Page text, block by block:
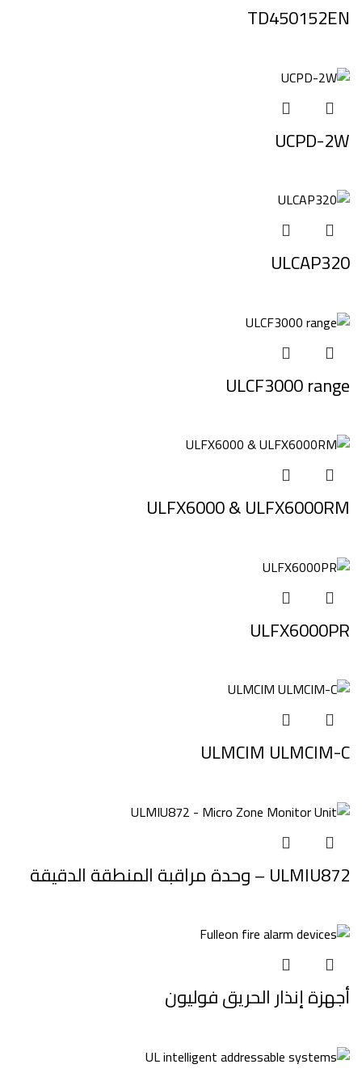
TD450152EN
UCPD-2W
ULCAP320
ULCF3000 range
ULFX6000 & ULFX6000RM
ULFX6000PR
ULMCIM ULMCIM-C
ULMIU872 – وحدة مراقبة المنطقة الدقيقة
أجهزة إنذار الحريق فوليون